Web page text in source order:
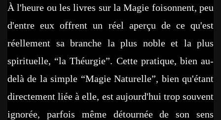
À l'heure ou les livres sur la Magie foisonnent, peu
d'entre eux offrent un réel aperçu de ce qu'est
réellement sa branche la plus noble et la plus
spirituelle, “la Théurgie”. Cette pratique, bien au-
delà de la simple “Magie Naturelle”, bien qu'étant
directement liée à elle, est aujourd'hui trop souvent
ignorée, parfois même détournée de son sens